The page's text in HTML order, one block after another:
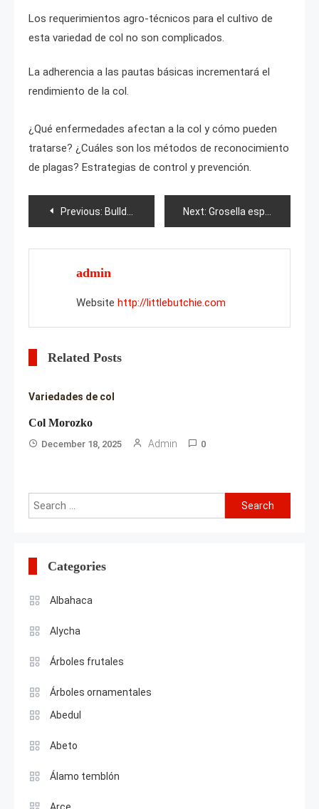
Los requerimientos agro-técnicos para el cultivo de
esta variedad de col no son complicados.
La adherencia a las pautas básicas incrementará el
rendimiento de la col.
¿Qué enfermedades afectan a la col y cómo pueden
tratarse? ¿Cuáles son los métodos de reconocimiento
de plagas? Estrategias de control y prevención.
Post
navigation
Previous: Bulldog inglés Next: Grosella espinosa Galatea
admin
Website http://littlebutchie.com
Related Posts
Variedades de col
Col Morozko
December 18, 2025 Admin 0
Search
for:
Categories
Albahaca
Alycha
Árboles frutales
Árboles ornamentales
Abedul
Abeto
Álamo temblón